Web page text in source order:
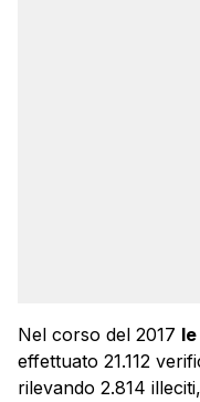
Nel corso del 2017
effettuato 21.112
rilevando 2.814